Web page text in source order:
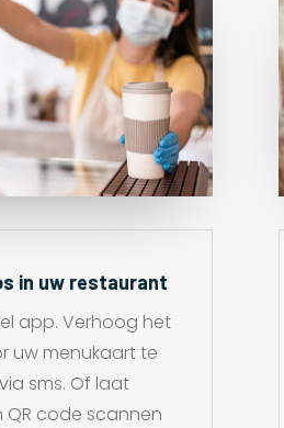
in uw restaurant
app. Verhoog het
uw menukaart te
sms. Of laat
QR code scannen